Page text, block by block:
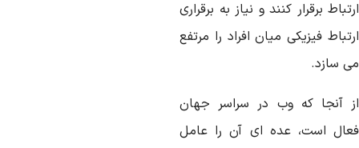
برقرار کنند و نیاز به
برقراری
فیزیکی میان افراد را
مرتفع
سازد.
آنجا که وب در سراسر
جهان
است، عده ای آن را
عامل